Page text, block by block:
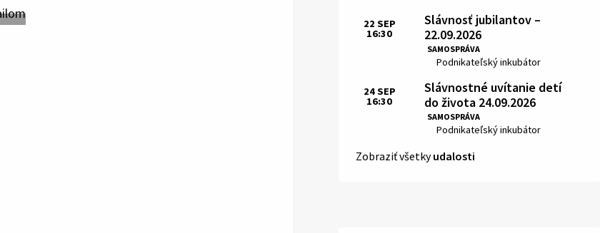
Slávnosť jubilantov –
22.09.2026
SAMOSPRÁVA
Miesto:
Podnikateľský inkubátor
Čas:
22 SEP
16:30
Slávnostné uvítanie detí
do života 24.09.2026
SAMOSPRÁVA
Miesto:
Podnikateľský inkubátor
Čas:
24SEP
16:30
Zobraziť všetkyudalosti